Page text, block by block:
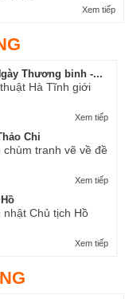
Xem tiếp
Thương binh -...
Hà Tĩnh giới
Xem tiếp
Chi
tranh vẽ về đề
Xem tiếp
nhật Chủ tịch Hồ
Xem tiếp